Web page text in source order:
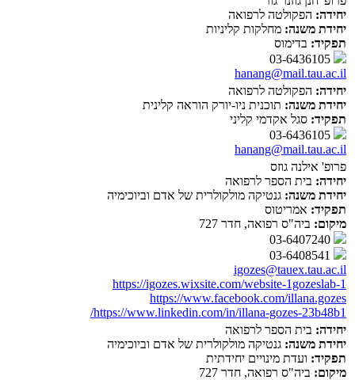
יחידה: הפקולטה לרפואה
יחידת משנה: מחלקות קליניות
תפקיד: בדימוס
hanang@mail.tau.ac.il
יחידה: הפקולטה לרפואה
יחידת משנה: תוכנית ניו-יורק הוראה קלינית
תפקיד: סגל אקדמי קליני
hanang@mail.tau.ac.il
פרופ' אילנה גוזס
יחידה: בית הספר לרפואה
יחידת משנה: גנטיקה מולקולרית של אדם וביוכימיה
תפקיד: אמריטוס
מיקום: ביה"ס רפואה, חדר 727
igozes@tauex.tau.ac.il
https://igozes.wixsite.com/website-1gozeslab-1
https://www.facebook.com/illana.gozes
https://www.linkedin.com/in/illana-gozes-23b48b1/
יחידה: בית הספר לרפואה
יחידת משנה: גנטיקה מולקולרית של אדם וביוכימיה
תפקיד: ועדת מינויים יחידתית
מיקום: ביה"ס רפואה, חדר 727